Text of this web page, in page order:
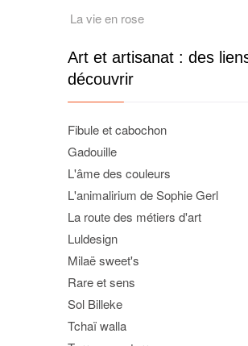
La vie en rose
Art et artisanat : des
découvrir
Fibule et cabochon
Gadouille
L'âme des couleurs
L'animalirium de Sophie Gerl
La route des métiers d'art
Luldesign
Milaë sweet's
Rare et sens
Sol Billeke
Tchaï walla